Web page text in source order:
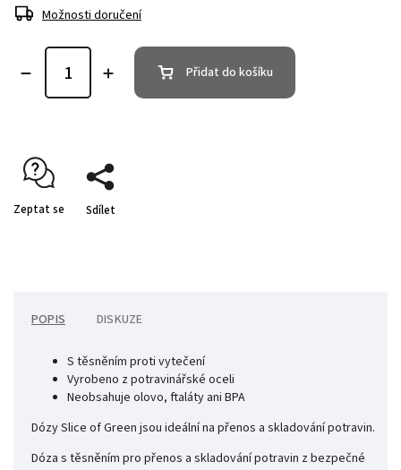
Možnosti doručení
Přidat do košíku
Zeptat se Sdílet
POPIS DISKUZE
S těsněním proti vytečení
Vyrobeno z potravinářské oceli
Neobsahuje olovo, ftaláty ani BPA
Dózy Slice of Green jsou ideální na přenos a skladování potravin.
Dóza s těsněním pro přenos a skladování potravin z bezpečné